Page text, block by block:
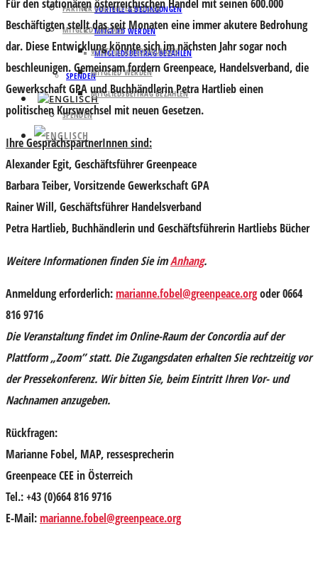
VORTEILE & BEDINGUNGEN
MITGLIED WERDEN
MITGLIEDSBEITRAG BEZAHLEN
SPENDEN
PARTNER UND UNTERSTÜTZER
MITGLIED WERDEN
VORTEILE & BEDINGUNGEN
MITGLIED WERDEN
MITGLIEDSBEITRAG BEZAHLEN
SPENDEN
Für den stationären österreichischen Handel mit seinen 600.000
Beschäftigten stellt das seit Monaten eine immer akutere Bedrohung
dar. Diese Entwicklung könnte sich im nächsten Jahr sogar noch
beschleunigen. Gemeinsam fordern Greenpeace, Handelsverband, die
Gewerkschaft GPA und Buchhändlerin Petra Hartlieb einen
politischen Kurswechsel mit neuen Gesetzen.
Ihre GesprächspartnerInnen sind:
Alexander Egit, Geschäftsführer Greenpeace
Barbara Teiber, Vorsitzende Gewerkschaft GPA
Rainer Will,Geschäftsführer Handelsverband
Petra Hartlieb, Buchhändlerin und Geschäftsführerin Hartliebs Bücher
Weitere Informationen finden Sie imAnhang.
Anmeldung erforderlich:marianne.fobel@greenpeace.orgoder 0664
816 9716
Die Veranstaltung findet im Online-Raum der Concordia auf der
Plattform „Zoom” statt. Die Zugangsdaten erhalten Sie rechtzeitig vor
der Pressekonferenz. Wir bitten Sie, beim Eintritt Ihren Vor- und
Nachnamen anzugeben.
Rückfragen:
Marianne Fobel, MAP, ressesprecherin
Greenpeace CEE in Österreich
Tel.: +43 (0)664 816 9716
E-Mail:marianne.fobel@greenpeace.org